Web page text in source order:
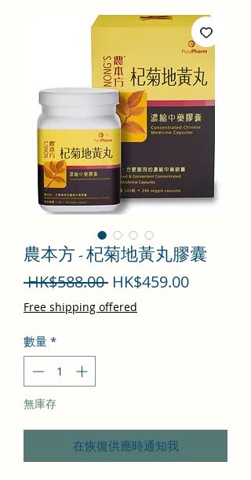
農本方 - 杞菊地黃丸膠囊
HK$588.00 一
般
HK$459.00促
Free shipping offered
數量 *
無庫存
在恢復供應時通知我